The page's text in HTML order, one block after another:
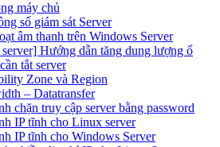
máy chủ
số giám sát Server
âm thanh trên Windows Server
Hướng dẫn tăng dung lượng ổ
tắt server
Zone và Region
– Datatransfer
chặn truy cập server bằng password
IP tĩnh cho Linux server
IP tĩnh cho Windows Server